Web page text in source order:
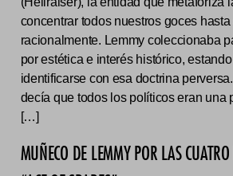
concentrar todos nuestros goces
racionalmente. Lemmy coleccionaba
por estética e interés histórico,
identificarse con esa doctrina
decía que todos los políticos eran una
[…]
MUÑECO DE LEMMY POR LAS